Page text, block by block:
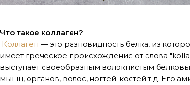
Что такое коллаген?
Коллаген — это разновидность белка, из
имеет греческое происхождение от слова
выступает своеобразным волокнистым
мышц, органов, волос, ногтей, костей т.д. Его